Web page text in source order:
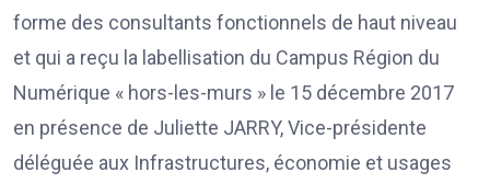
forme des consultants fonctionnels de haut niveau
et qui a reçu la labellisation du Campus Région du
Numérique « hors-les-murs » le 15 décembre 2017
en présence de Juliette JARRY, Vice-présidente
déléguée aux Infrastructures, économie et usages